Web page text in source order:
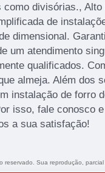
divisórias., Alto
de
dimensional.
um atendimento
qualificados.
almeja. Além dos
instalação de forro
isso, fale conosco
a sua satisfação!
reservado. Sua reprodução,